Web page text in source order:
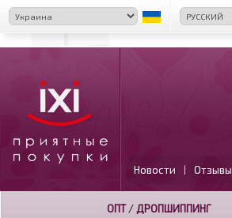
Новости | Отзывы
ОПТ/ ДРОПШИППИНГ